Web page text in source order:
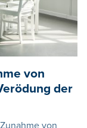
von
der
von